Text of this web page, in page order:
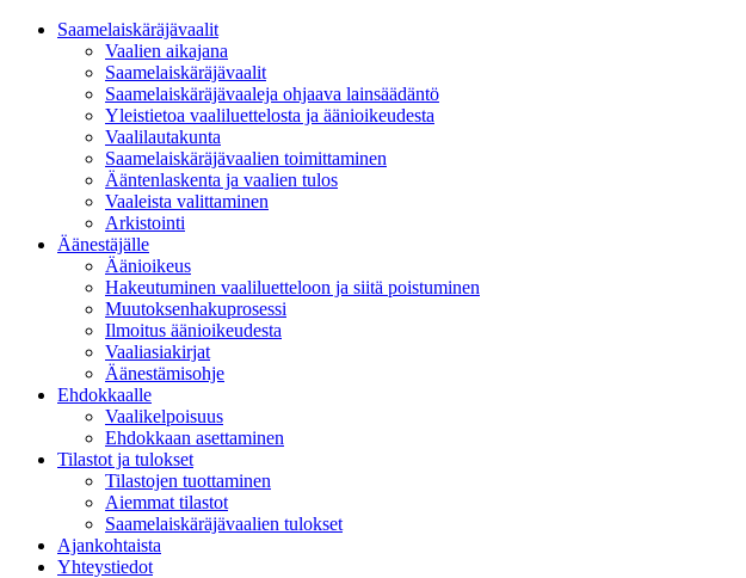
Saamelaiskäräjävaalit
Vaalien aikajana
Saamelaiskäräjävaalit
Saamelaiskäräjävaaleja ohjaava lainsäädäntö
Yleistietoa vaaliluettelosta ja äänioikeudesta
Vaalilautakunta
Saamelaiskäräjävaalien toimittaminen
Ääntenlaskenta ja vaalien tulos
Vaaleista valittaminen
Arkistointi
Äänestäjälle
Äänioikeus
Hakeutuminen vaaliluetteloon ja siitä poistuminen
Muutoksenhakuprosessi
Ilmoitus äänioikeudesta
Vaaliasiakirjat
Äänestämisohje
Ehdokkaalle
Vaalikelpoisuus
Ehdokkaan asettaminen
Tilastot ja tulokset
Tilastojen tuottaminen
Aiemmat tilastot
Saamelaiskäräjävaalien tulokset
Ajankohtaista
Yhteystiedot